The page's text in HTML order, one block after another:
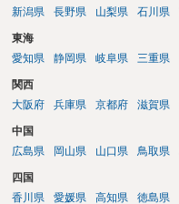
新潟県
長野県 山梨県 石川県
東海
愛知県
静岡県 岐阜県 三重県
関西
大阪府
兵庫県 京都府 滋賀県
中国
広島県
岡山県 山口県 鳥取県
四国
香川県
愛媛県 高知県 徳島県